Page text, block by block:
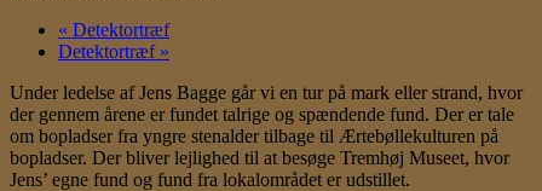
« Detektortræf
Detektortræf »
Under ledelse af Jens Bagge går vi en tur på mark eller strand, hvor
der gennem årene er fundet talrige og spændende fund. Der er tale
om bopladser fra yngre stenalder tilbage til Ærtebøllekulturen på
bopladser. Der bliver lejlighed til at besøge Tremhøj Museet, hvor
Jens’ egne fund og fund fra lokalområdet er udstillet.